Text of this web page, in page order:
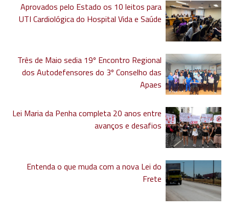
Aprovados pelo Estado os 10 leitos para
UTI Cardiológica do Hospital Vida e Saúde
Três de Maio sedia 19º Encontro Regional
dos Autodefensores do 3º Conselho das
Apaes
Lei Maria da Penha completa 20 anos entre
avanços e desafios
Entenda o que muda com a nova Lei do
Frete